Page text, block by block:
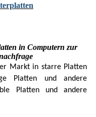
in Computern zur
Markt in starre Platten
Platten und andere
Platten und andere